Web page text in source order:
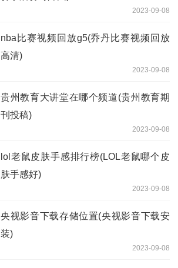
2023-09-08
nba比赛视频回放g5(乔丹比赛视频回放
高清)
2023-09-08
贵州教育大讲堂在哪个频道(贵州教育期
刊投稿)
2023-09-08
lol老鼠皮肤手感排行榜(LOL老鼠哪个皮
肤手感好)
2023-09-08
央视影音下载存储位置(央视影音下载安
装)
2023-09-08